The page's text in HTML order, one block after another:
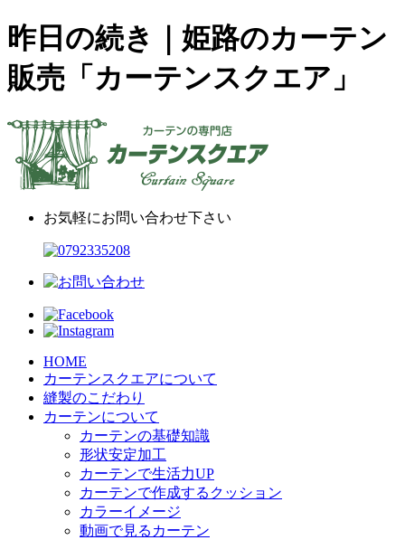
昨日の続き｜姫路のカーテン
販売「カーテンスクエア」
お気軽にお問い合わせ下さい
HOME
カーテンスクエアについて
縫製のこだわり
カーテンについて
カーテンの基礎知識
形状安定加工
カーテンで生活力UP
カーテンで作成するクッション
カラーイメージ
動画で見るカーテン